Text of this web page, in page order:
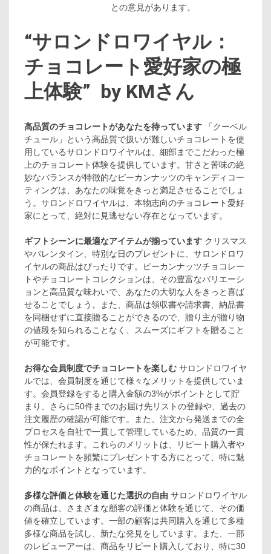
との意見があります。
“サロンドロワイヤル：
チョコレート愛好家の極
上体験” by KMさん
高品質のチョコレートがあなたを待っています 「クーベル
チュール」という高品質で扱いが難しいチョコレートを使
用しているサロンドロワイヤルは、細部までこだわった極
上のチョコレート体験を提供しています。甘さと苦味の絶
妙なバランスが特徴的なピーカンナッツのキャンディコー
ティングは、あなたの味覚をきっと満足させることでしょ
う。サロンドロワイヤルは、本物志向のチョコレート愛好
家にとって、絶対に見逃せない存在となっています。
ギフトシーンに最適なアイテムが揃っています クリスマス
やバレンタイン、特別な日のプレゼントに、サロンドロワ
イヤルの商品はぴったりです。ピーカンナッツチョコレー
トやチョコレートコレクションは、その豊富なバリエーシ
ョンと高品質な味わいで、あなたの大切な人をきっと喜ば
せることでしょう。また、商品は領収書や請求書、納品書
を同梱せずに直接贈ることができるので、贈り主が贈り物
の値段を知られることなく、スムーズにギフトを贈ること
が可能です。
お得な会員制度でチョコレートを楽しむ サロンドロワイヤ
ルでは、会員制度を通じて様々なメリットを提供していま
す。会員登録をすると購入金額の3%がポイントとして貯
まり、さらに50件までのお届け先リストの登録や、過去の
注文履歴の確認が可能です。また、注文から発送までの全
プロセスを自社で一貫して管理しているため、品質の一貫
性が保たれます。これらのメリットは、リピート購入者や
チョコレートを頻繁にプレゼントする方にとって、特に魅
力的なポイントとなっています。
多様な評価と体験を通じた選択の自由 サロンドロワイヤル
の商品は、さまざまな顧客の評価と体験を通じて、その価
値を確立しています。一部の顧客は共同購入を通じて多種
多様な商品を試し、新たな発見をしています。また、一部
のレビューアーは、商品をリピート購入しており、特に30